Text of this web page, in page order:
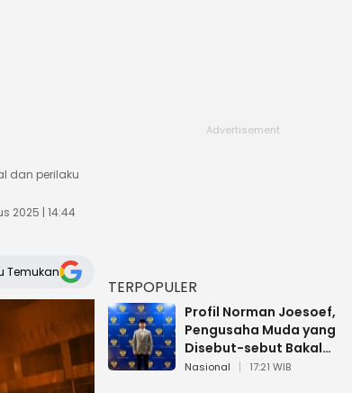
dan perilaku
2025 | 14:44
Temukan
TERPOPULER
Profil Norman Joesoef,
Pengusaha Muda yang
Disebut-sebut Bakal
Dilantik Jadi Wamenhan RI
Nasional 17:21 WIB